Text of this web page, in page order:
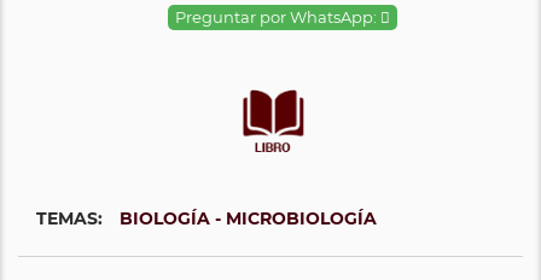
Preguntar por WhatsApp:
TEMAS: BIOLOGÍA - MICROBIOLOGÍA